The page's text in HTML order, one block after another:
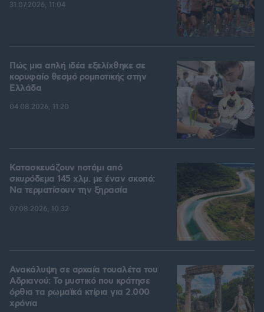
31.07.2026, 11:04
Πώς μια απλή ιδέα εξελίχθηκε σε
κορυφαίο θεσμό ρομποτικής στην
Ελλάδα
04.08.2026, 11:20
Κατασκευάζουν ποτάμι από
σκυρόδεμα 145 χλμ. με έναν σκοπό:
Να τερματίσουν την ξηρασία
07.08.2026, 10:32
Ανακάλυψη σε αρχαία τουαλέτα του
Αδριανού: Το μυστικό που κράτησε
όρθια τα ρωμαϊκά κτίρια για 2.000
χρόνια